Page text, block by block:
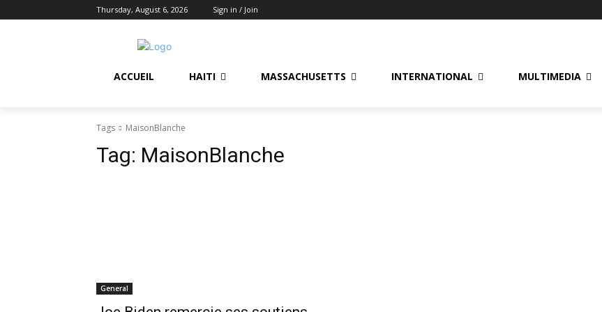
Thursday, August 6, 2026 Sign in / Join
ACCUEIL HAITI MASSACHUSETTS INTERNATIONAL MULTIMEDIA
Tags MaisonBlanche
Tag: MaisonBlanche
General